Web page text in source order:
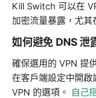
Kill Switch 可以在
加密流量暴露，尤其
如何避免 DNS 泄
確保選用的 VPN 提
在客戶端設定中開啟
VPN 的選項。
自己